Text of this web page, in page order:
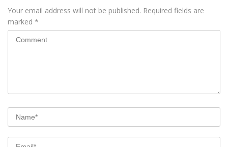
Your email address will not be published. Required fields are
marked *